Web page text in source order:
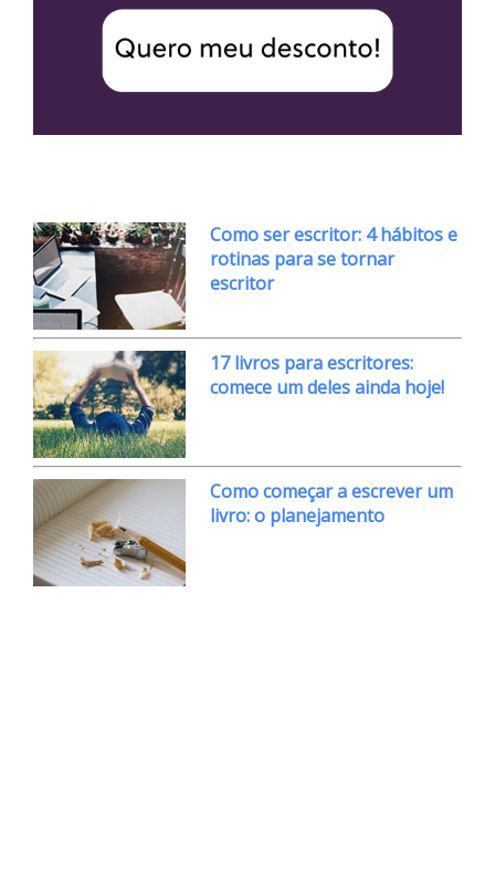
Como ser escritor: 4 hábitos e
rotinas para se tornar
escritor
17 livros para escritores:
comece um deles ainda hoje!
Como começar a escrever um
livro: o planejamento